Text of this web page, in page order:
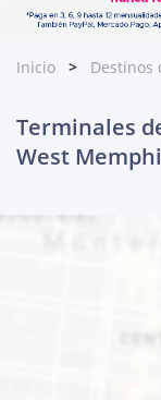
Inicio Destinos
Terminales
West